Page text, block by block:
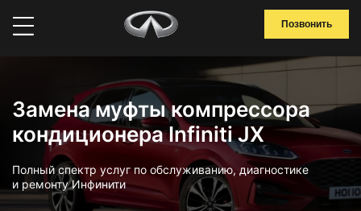
Позвонить
Замена муфты компрессора
кондиционера Infiniti JX
Полный спектр услуг по обслуживанию, диагностике
и ремонту Инфинити